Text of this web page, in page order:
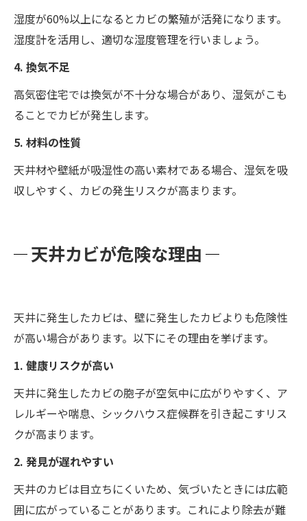
湿度が60%以上になるとカビの繁殖が活発になります。
湿度計を活用し、適切な湿度管理を行いましょう。
4. 換気不足
高気密住宅では換気が不十分な場合があり、湿気がこも
ることでカビが発生します。
5. 材料の性質
天井材や壁紙が吸湿性の高い素材である場合、湿気を吸
収しやすく、カビの発生リスクが高まります。
天井カビが危険な理由
天井に発生したカビは、壁に発生したカビよりも危険性
が高い場合があります。以下にその理由を挙げます。
1. 健康リスクが高い
天井に発生したカビの胞子が空気中に広がりやすく、ア
レルギーや喘息、シックハウス症候群を引き起こすリス
クが高まります。
2. 発見が遅れやすい
天井のカビは目立ちにくいため、気づいたときには広範
囲に広がっていることがあります。これにより除去が難